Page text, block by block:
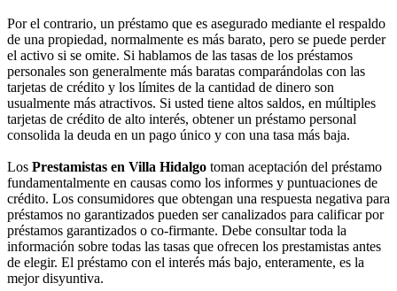
Por el contrario, un préstamo que es asegurado mediante el respaldo
de una propiedad, normalmente es más barato, pero se puede perder
el activo si se omite. Si hablamos de las tasas de los préstamos
personales son generalmente más baratas comparándolas con las
tarjetas de crédito y los límites de la cantidad de dinero son
usualmente más atractivos. Si usted tiene altos saldos, en múltiples
tarjetas de crédito de alto interés, obtener un préstamo personal
consolida la deuda en un pago único y con una tasa más baja.
Los Prestamistas en Villa Hidalgo toman aceptación del préstamo
fundamentalmente en causas como los informes y puntuaciones de
crédito. Los consumidores que obtengan una respuesta negativa para
préstamos no garantizados pueden ser canalizados para calificar por
préstamos garantizados o co-firmante. Debe consultar toda la
información sobre todas las tasas que ofrecen los prestamistas antes
de elegir. El préstamo con el interés más bajo, enteramente, es la
mejor disyuntiva.